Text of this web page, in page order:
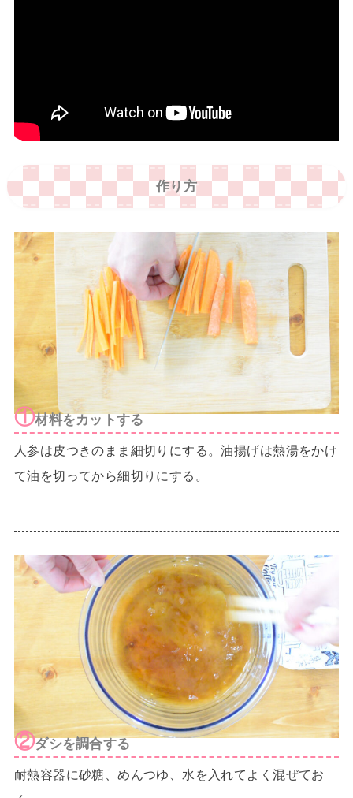
作り方
①材料をカットする
人参は皮つきのまま細切りにする。油揚げは熱湯をかけ
て油を切ってから細切りにする。
②ダシを調合する
耐熱容器に砂糖、めんつゆ、水を入れてよく混ぜてお